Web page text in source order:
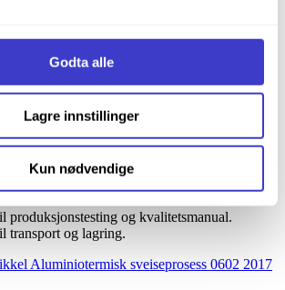
Godta alle
Lagre innstillinger
Kun nødvendige
forvarmetider for metoder med både kort og
at forvarming kan utføres ned til -5 °C med
for gass.
R400HT, med tilhørende krav til
produksjonstesting og kvalitetsmanual.
transport og lagring.
Aluminiotermisk sveiseprosess 0602 2017